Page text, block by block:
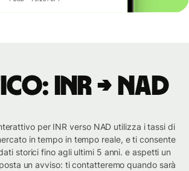
INR → NAD
per INR verso NAD utilizza i tassi di
in tempo in tempo reale, e ti consente
storici fino agli ultimi 5 anni. e aspetti un
un avviso: ti contatteremo quando sarà